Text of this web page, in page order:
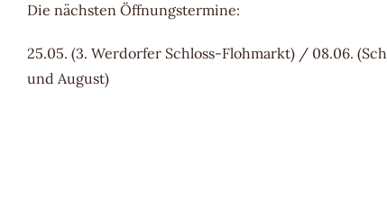
Die nächsten Öffnungstermine:
25.05. (3. Werdorfer Schloss-Flohmarkt) / 08.06.
und August)